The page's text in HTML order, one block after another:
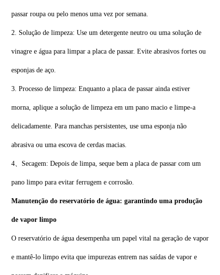
passar roupa ou pelo menos uma vez por semana.
2. Solução de limpeza: Use um detergente neutro ou uma solução de
vinagre e água para limpar a placa de passar. Evite abrasivos fortes ou
esponjas de aço.
3. Processo de limpeza: Enquanto a placa de passar ainda estiver
morna, aplique a solução de limpeza em um pano macio e limpe-a
delicadamente. Para manchas persistentes, use uma esponja não
abrasiva ou uma escova de cerdas macias.
4、Secagem: Depois de limpa, seque bem a placa de passar com um
pano limpo para evitar ferrugem e corrosão.
Manutenção do reservatório de água: garantindo uma produção
de vapor limpo
O reservatório de água desempenha um papel vital na geração de vapor
e mantê-lo limpo evita que impurezas entrem nas saídas de vapor e